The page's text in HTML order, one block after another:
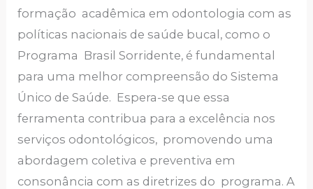
formação acadêmica em odontologia com as
políticas nacionais de saúde bucal, como o
Programa Brasil Sorridente, é fundamental
para uma melhor compreensão do Sistema
Único de Saúde. Espera-se que essa
ferramenta contribua para a excelência nos
serviços odontológicos, promovendo uma
abordagem coletiva e preventiva em
consonância com as diretrizes do programa. A